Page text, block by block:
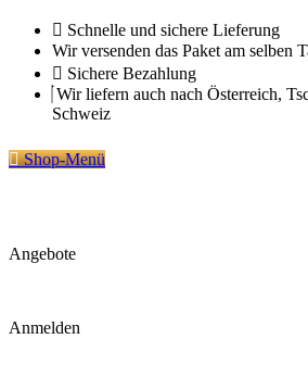
Zum
Inhalt
springen
Schnelle und sichere Lieferung
Wir versenden das Paket am selben
Sichere Bezahlung
Wir liefern auch nach Österreich,
Schweiz
Shop-Menü
Angebote
Anmelden